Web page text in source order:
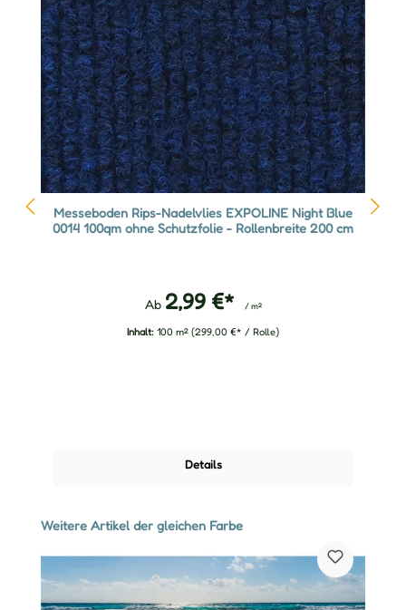
Messeboden Rips-Nadelvlies EXPOLINE Night Blue
0014 100qm ohne Schutzfolie - Rollenbreite 200 cm
Ab 2,99 €* / m²
Inhalt: 100 m² (299,00 €* / Rolle)
Details
Produktgalerie überspringen
Weitere Artikel der gleichen Farbe